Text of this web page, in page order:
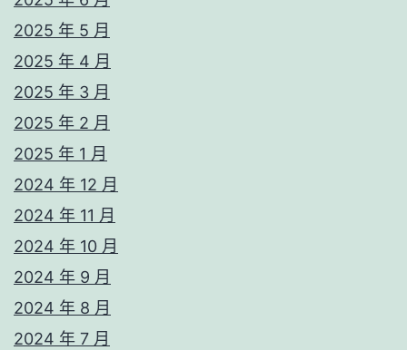
2025 年 5 月
2025 年 4 月
2025 年 3 月
2025 年 2 月
2025 年 1 月
2024 年 12 月
2024 年 11 月
2024 年 10 月
2024 年 9 月
2024 年 8 月
2024 年 7 月